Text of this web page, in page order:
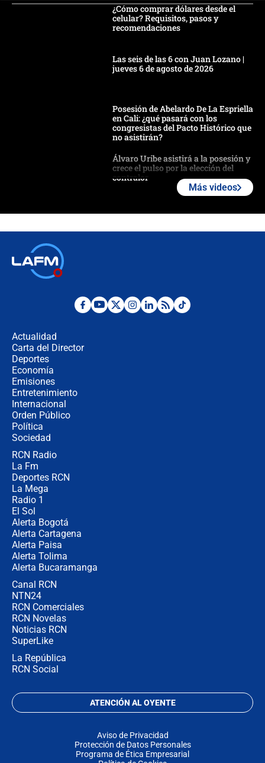
¿Cómo comprar dólares desde el
celular? Requisitos, pasos y
recomendaciones
Las seis de las 6 con Juan Lozano |
jueves 6 de agosto de 2026
Posesión de Abelardo De La Espriella
en Cali: ¿qué pasará con los
congresistas del Pacto Histórico que
no asistirán?
Álvaro Uribe asistirá a la posesión y
crece el pulso por la elección del
contralor
Estratega de Abelardo de la Espriella
Más videos
Actualidad
Carta del Director
Deportes
Economía
Emisiones
Entretenimiento
Internacional
Orden Público
Política
Sociedad
RCN Radio
La Fm
Deportes RCN
La Mega
Radio 1
El Sol
Alerta Bogotá
Alerta Cartagena
Alerta Paisa
Alerta Tolima
Alerta Bucaramanga
Canal RCN
NTN24
RCN Comerciales
RCN Novelas
Noticias RCN
SuperLike
La República
RCN Social
ATENCIÓN AL OYENTE
Aviso de Privacidad
Protección de Datos Personales
Programa de Ética Empresarial